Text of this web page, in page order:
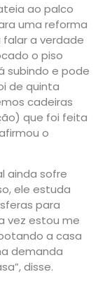
ao palco
uma reforma
a verdade
o piso
subindo e pode
de quinta
cadeiras
que foi feita
o
ainda sofre
ele estuda
para
vez estou me
a casa
demanda
disse.